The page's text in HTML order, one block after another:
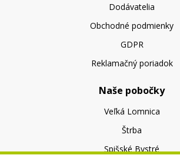
Dodávatelia
Obchodné podmienky
GDPR
Reklamačný poriadok
Naše pobočky
Veľká Lomnica
Štrba
Spišské Bystré